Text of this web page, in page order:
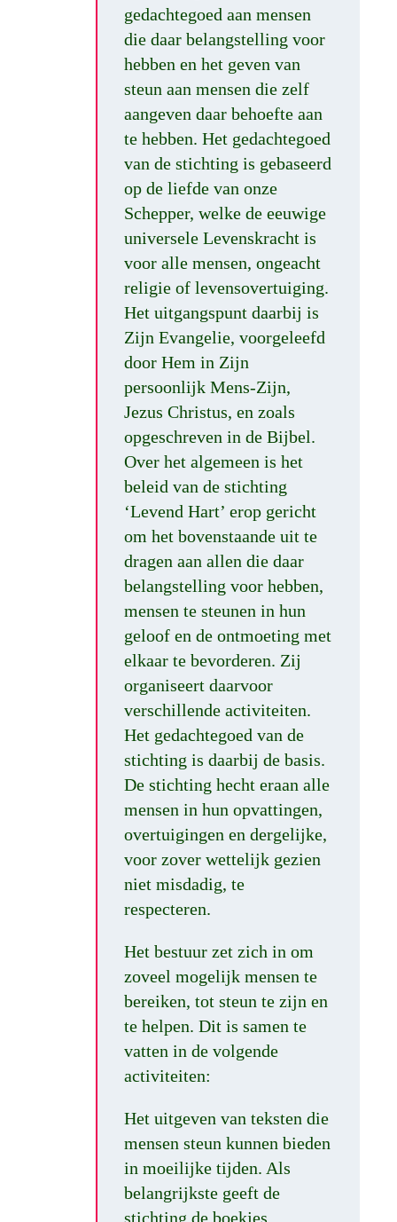
gedachtegoed aan mensen
die daar belangstelling voor
hebben en het geven van
steun aan mensen die zelf
aangeven daar behoefte aan
te hebben. Het gedachtegoed
van de stichting is gebaseerd
op de liefde van onze
Schepper, welke de eeuwige
universele Levenskracht is
voor alle mensen, ongeacht
religie of levensovertuiging.
Het uitgangspunt daarbij is
Zijn Evangelie, voorgeleefd
door Hem in Zijn
persoonlijk Mens-Zijn,
Jezus Christus, en zoals
opgeschreven in de Bijbel.
Over het algemeen is het
beleid van de stichting
‘Levend Hart’ erop gericht
om het bovenstaande uit te
dragen aan allen die daar
belangstelling voor hebben,
mensen te steunen in hun
geloof en de ontmoeting met
elkaar te bevorderen. Zij
organiseert daarvoor
verschillende activiteiten.
Het gedachtegoed van de
stichting is daarbij de basis.
De stichting hecht eraan alle
mensen in hun opvattingen,
overtuigingen en dergelijke,
voor zover wettelijk gezien
niet misdadig, te
respecteren.
Het bestuur zet zich in om
zoveel mogelijk mensen te
bereiken, tot steun te zijn en
te helpen. Dit is samen te
vatten in de volgende
activiteiten:
Het uitgeven van teksten die
mensen steun kunnen bieden
in moeilijke tijden. Als
belangrijkste geeft de
stichting de boekjes